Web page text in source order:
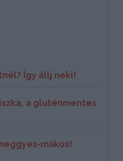
Így állj neki!
a gluténmentes
mákos!